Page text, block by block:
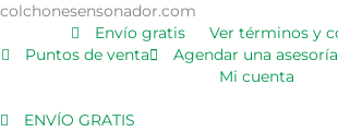
colchonesensonador.com
contenido
Envío gratis
Ver términos y
Puntos de venta
Agendar una
Mi cuenta
ENVÍO GRATIS